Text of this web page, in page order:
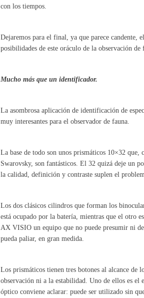
con los tiempos.
Dejaremos para el final, ya que parece
posibilidades de este oráculo de la observación de
Mucho más que un identificador.
La asombrosa aplicación de identificación de
muy interesantes para el observador de fauna.
La base de todo son unos prismáticos 10×32
Swarovsky, son fantásticos. El 32 quizá deje un
la calidad, definición y contraste suplen el
Los dos clásicos cilindros que forman los
está ocupado por la batería, mientras que el otro
AX VISIO un equipo que no puede presumir ni
pueda paliar, en gran medida.
Los prismáticos tienen tres botones al alcance de
observación ni a la estabilidad. Uno de ellos es el
óptico conviene aclarar: puede ser utilizado sin